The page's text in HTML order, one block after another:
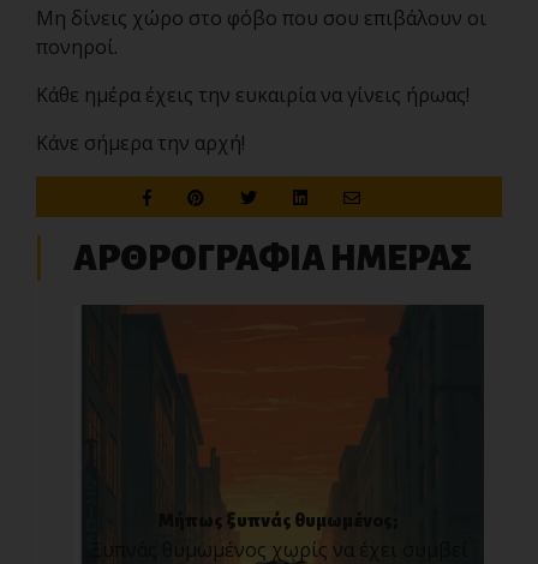
Μη δίνεις χώρο στο φόβο που σου επιβάλουν οι
πονηροί.
Κάθε ημέρα έχεις την ευκαιρία να γίνεις ήρωας!
Κάνε σήμερα την αρχή!
ΑΡΘΡΟΓΡΑΦΙΑ ΗΜΕΡΑΣ
Μήπως ξυπνάς θυμωμένος;
Ξυπνάς θυμωμένος χωρίς να έχει συμβεί